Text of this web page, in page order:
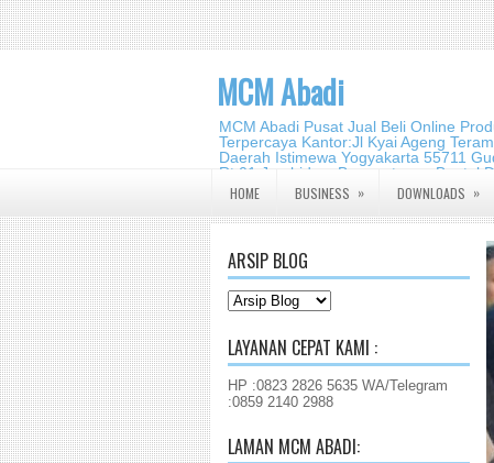
MCM Abadi
MCM Abadi Pusat Jual Beli Online
Terpercaya Kantor:Jl Kyai Ageng
Daerah Istimewa Yogyakarta 55711
Rt.01,Jambidan,
2140 2988
HOME BUSINESS » DOWNLOADS »
ARSIP BLOG
LAYANAN CEPAT KAMI :
HP :0823 2826 5635 WA/Telegram
:0859 2140 2988
LAMAN MCM ABADI: